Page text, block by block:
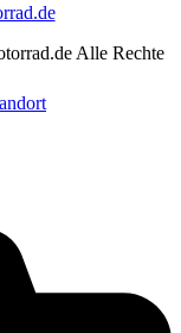
Alle Rechte